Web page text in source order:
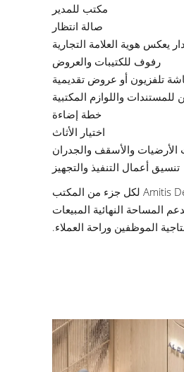
مكتب للمدير
صالة انتظار
يعكس هوية العلامة التجارية
رفوف للكتيبات والعروض
تلفزيون أو عروض تقديمية
واللوازم المكتبية
خطة إضاءة
اختيار الأثاث
والأسقف والجدران
تنسيق أعمال التنفيذ والتجهيز
تخطط Amitis Design لكل جزء من المكتب
المساحة النهائية المبيعات
الموظفين وراحة العملاء.